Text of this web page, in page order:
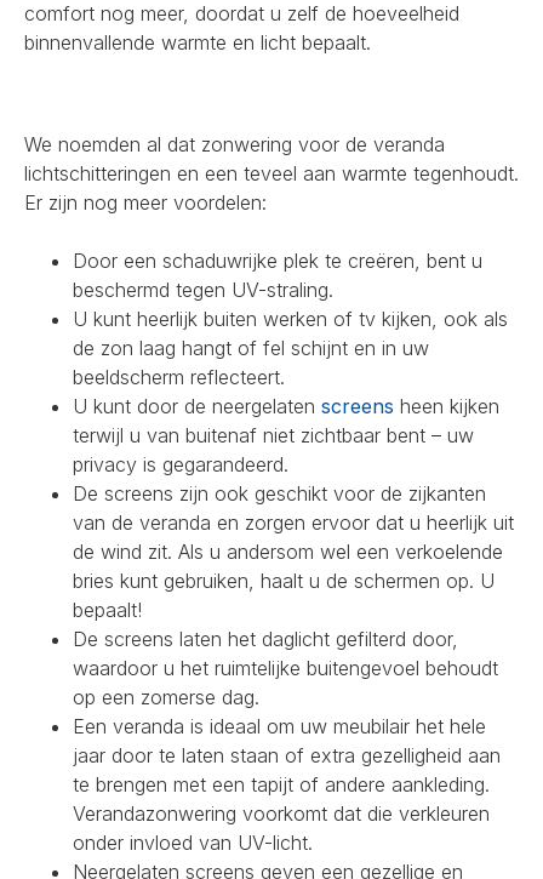
comfort nog meer, doordat u zelf de hoeveelheid
binnenvallende warmte en licht bepaalt.
We noemden al dat zonwering voor de veranda
lichtschitteringen en een teveel aan warmte tegenhoudt.
Er zijn nog meer voordelen:
Door een schaduwrijke plek te creëren, bent u
beschermd tegen UV-straling.
U kunt heerlijk buiten werken of tv kijken, ook als
de zon laag hangt of fel schijnt en in uw
beeldscherm reflecteert.
U kunt door de neergelaten screens heen kijken
terwijl u van buitenaf niet zichtbaar bent – uw
privacy is gegarandeerd.
De screens zijn ook geschikt voor de zijkanten
van de veranda en zorgen ervoor dat u heerlijk uit
de wind zit. Als u andersom wel een verkoelende
bries kunt gebruiken, haalt u de schermen op. U
bepaalt!
De screens laten het daglicht gefilterd door,
waardoor u het ruimtelijke buitengevoel behoudt
op een zomerse dag.
Een veranda is ideaal om uw meubilair het hele
jaar door te laten staan of extra gezelligheid aan
te brengen met een tapijt of andere aankleding.
Verandazonwering voorkomt dat die verkleuren
onder invloed van UV-licht.
Neergelaten screens geven een gezellige en